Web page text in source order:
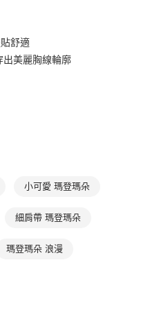
台中商業銀行
華泰商業銀行
遠東國際商業銀行
款」的支付方式。 讓您購物簡單
需儲值。
後，將跳轉至「AFTEE先享後付」
簡訊中的連結，可透過四大超商／
配客嘉循環箱包裝寄出
配客嘉循環箱包裝寄出
費
舒適
出美麗胸線輪廓
小可愛 瑪登瑪朵
細肩帶 瑪登瑪朵
瑪登瑪朵 浪漫